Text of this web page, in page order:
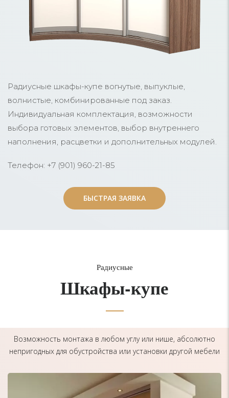
Радиусные шкафы-купе вогнутые, выпуклые,
волнистые, комбинированные под заказ.
Индивидуальная комплектация, возможности
выбора готовых элементов, выбор внутреннего
наполнения, расцветки и дополнительных модулей.
Телефон: +7 (901) 960-21-85
БЫСТРАЯ ЗАЯВКА
БЫСТРАЯ ЗАЯВКА
Радиусные
Шкафы-купе
Возможность монтажа в любом углу или нише, абсолютно
непригодных для обустройства или установки другой мебели